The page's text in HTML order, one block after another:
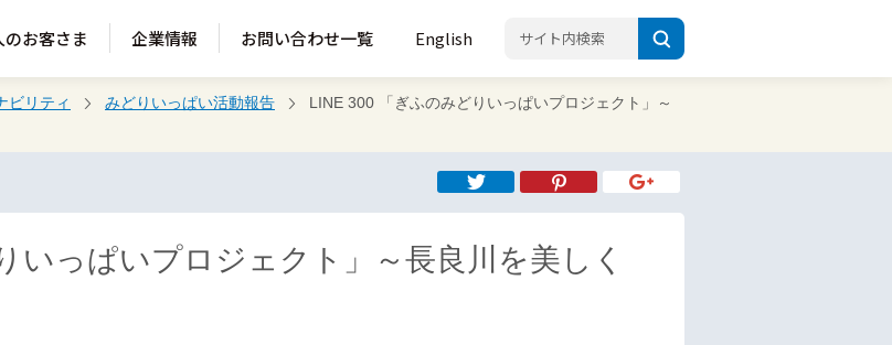
のお客さま 企業情報 お問い合わせ一覧 English
ビリティ みどりいっぱい活動報告
LINE 300 「ぎふのみどりいっぱいプロジェクト」～
いっぱいプロジェクト」～長良川を美しく